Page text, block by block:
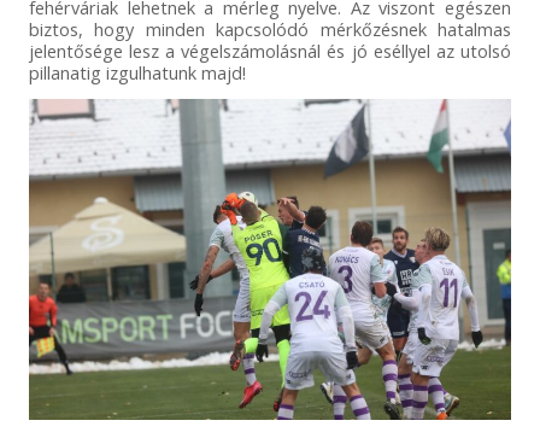
fehérváriak lehetnek a mérleg nyelve. Az viszont egészen
biztos, hogy minden kapcsolódó mérkőzésnek hatalmas
jelentősége lesz a végelszámolásnál és jó eséllyel az utolsó
pillanatig izgulhatunk majd!